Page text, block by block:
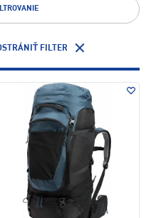
FILTER